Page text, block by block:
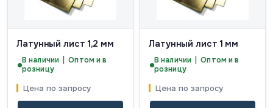
Латунный лист 1,2 мм
В наличии | Оптом и в
розницу
Цена по запросу
Латунный лист 1 мм
В наличии | Оптом и в
розницу
Цена по запросу